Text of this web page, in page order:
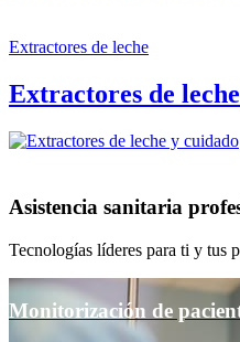
Extractores de leche
Extractores de
Asistencia sanitaria
Tecnologías líderes para ti y tus
Monitorización de